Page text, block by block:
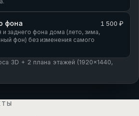
фона 1 500 ₽
заднего фона дома (лето, зима,
фон) без изменения самого
3D + 2 плана этажей (1920×1440,